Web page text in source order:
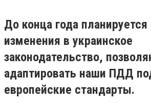
До конца года планируется
изменения в украинское
законодательство,
адаптировать наши ПДД
европейские стандарты.